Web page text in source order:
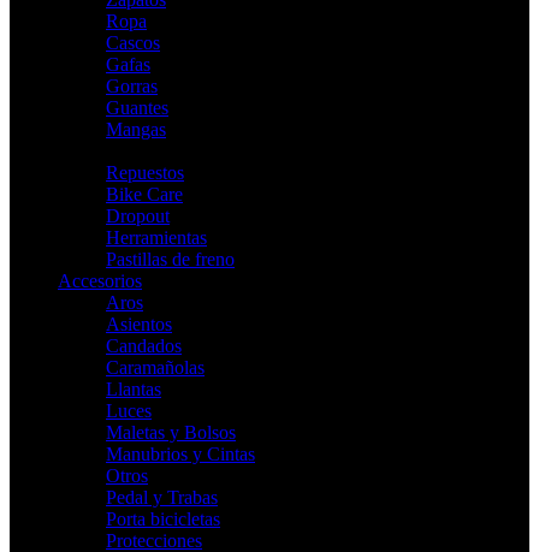
Ropa
Cascos
Gafas
Gorras
Guantes
Mangas
Repuestos
Bike Care
Dropout
Herramientas
Pastillas de freno
Accesorios
Aros
Asientos
Candados
Caramañolas
Llantas
Luces
Maletas y Bolsos
Manubrios y Cintas
Otros
Pedal y Trabas
Porta bicicletas
Protecciones